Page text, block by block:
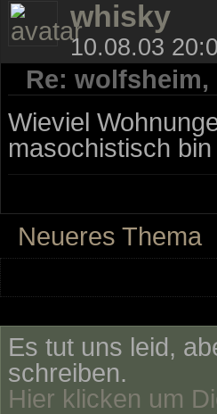
whisky
10.08.03
Re:
Wieviel
masochistisch
Neueres Thema
Es tut uns leid,
schreiben.
Hier klicken um